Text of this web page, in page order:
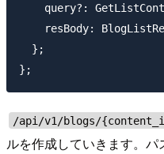
query?:
resBody:
  };
/api/v1/blogs/
ルを作成していきます。